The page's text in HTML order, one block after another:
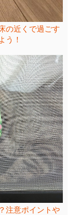
の近くで過ごす
う！
注意ポイントや